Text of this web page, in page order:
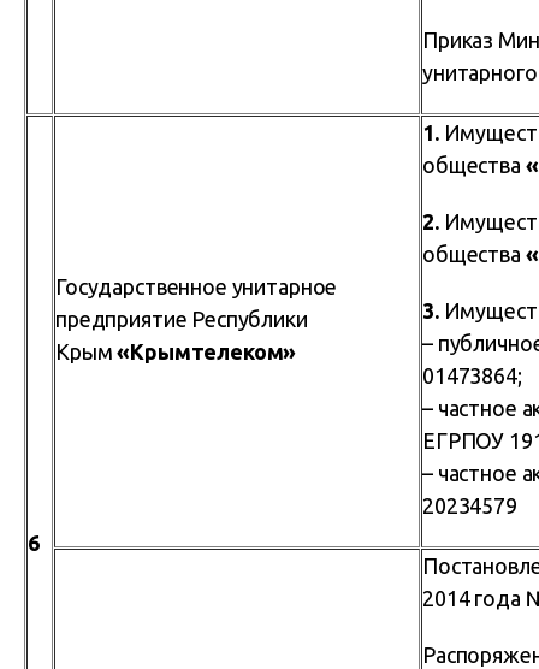
Приказ
6
Государственное унитарное
предприятие Республики
Крым«Крымтелеком»
1.
общества
2.
общества
3.
–
01473864;
– частное
ЕГРПОУ
– частное
20234579
2014 года